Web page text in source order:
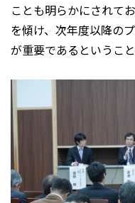
ことも明らかにされて
を傾け、次年度以降の
が重要であるというこ